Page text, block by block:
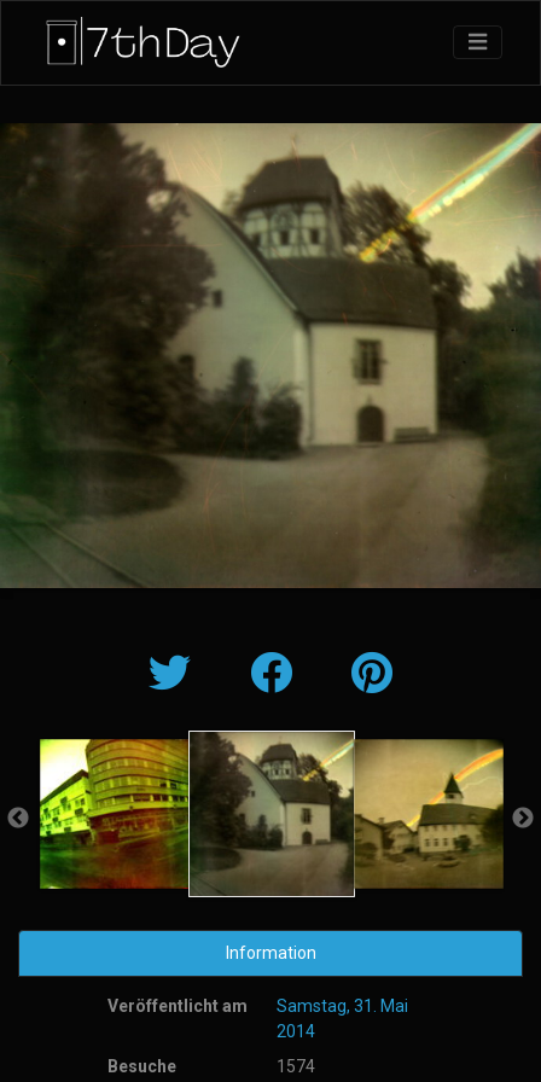
Information
Veröffentlicht am
Samstag, 31. Mai
2014
Besuche
1574